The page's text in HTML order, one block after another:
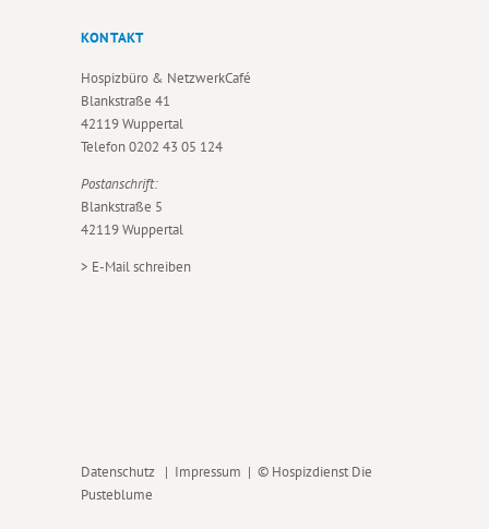
KONTAKT
Hospizbüro & NetzwerkCafé
Blankstraße 41
42119 Wuppertal
Telefon0202 43 05 124
Postanschrift:
Blankstraße 5
42119 Wuppertal
> E-Mail schreiben
Datenschutz | Impressum | © Hospizdienst Die
Pusteblume